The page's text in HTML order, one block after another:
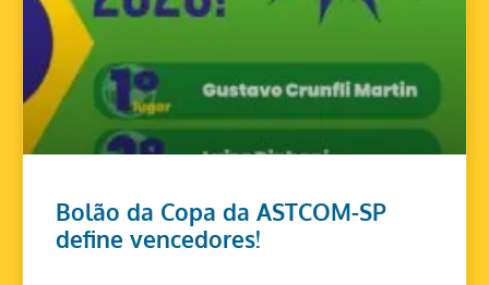
Bolão da Copa da ASTCOM-SP
define vencedores!